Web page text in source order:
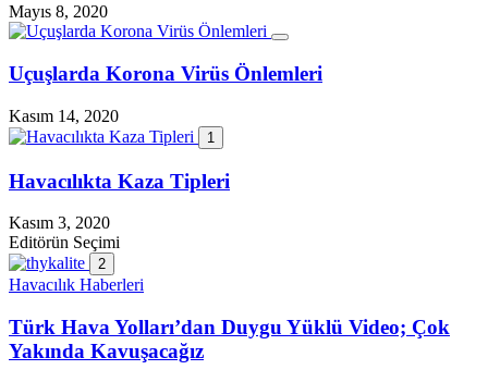
Mayıs 8, 2020
Uçuşlarda Korona Virüs Önlemleri
Kasım 14, 2020
1
Havacılıkta Kaza Tipleri
Kasım 3, 2020
Editörün Seçimi
2
Havacılık Haberleri
Türk Hava Yolları’dan Duygu Yüklü Video; Çok
Yakında Kavuşacağız